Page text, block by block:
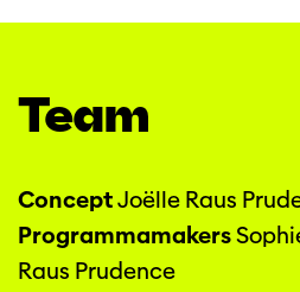
Team
ConceptJoëlle Raus
Programmamakers
Raus Prudence